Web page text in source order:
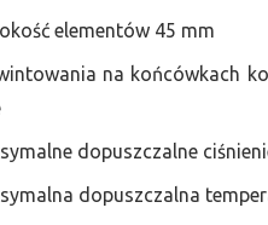
elementów 45 mm
na końcówkach
dopuszczalne
dopuszczalna